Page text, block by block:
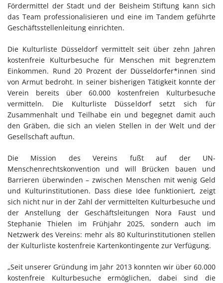
Fördermittel der Stadt und der Beisheim Stiftung kann sich
das Team professionalisieren und eine im Tandem geführte
Geschäftsstellenleitung einrichten.
Die Kulturliste Düsseldorf vermittelt seit über zehn Jahren
kostenfreie Kulturbesuche für Menschen mit begrenztem
Einkommen. Rund 20 Prozent der Düsseldorfer*innen sind
von Armut bedroht. In seiner bisherigen Tätigkeit konnte der
Verein bereits über 60.000 kostenfreien Kulturbesuche
vermitteln. Die Kulturliste Düsseldorf setzt sich für
Zusammenhalt und Teilhabe ein und begegnet damit auch
den Gräben, die sich an vielen Stellen in der Welt und der
Gesellschaft auftun.
Die Mission des Vereins fußt auf der UN-
Menschenrechtskonvention und will Brücken bauen und
Barrieren überwinden – zwischen Menschen mit wenig Geld
und Kulturinstitutionen. Dass diese Idee funktioniert, zeigt
sich nicht nur in der Zahl der vermittelten Kulturbesuche und
der Anstellung der Geschäftsleitungen Nora Faust und
Stephanie Thielen im Frühjahr 2025, sondern auch im
Netzwerk des Vereins: mehr als 80 Kulturinstitutionen stellen
der Kulturliste kostenfreie Kartenkontingente zur Verfügung.
„Seit unserer Gründung im Jahr 2013 konnten wir über 60.000
kostenfreie Kulturbesuche ermöglichen, dabei sind die